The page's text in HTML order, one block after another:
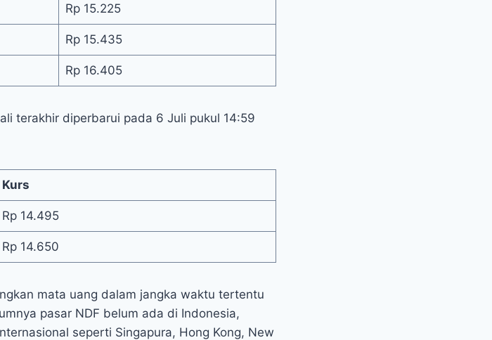
Rp 15.225
Rp 15.435
Rp 16.405
terakhir diperbarui pada 6 Juli pukul 14:59
Kurs
Rp 14.495
Rp 14.650
mata uang dalam jangka waktu tertentu
pasar NDF belum ada di Indonesia,
seperti Singapura, Hong Kong, New